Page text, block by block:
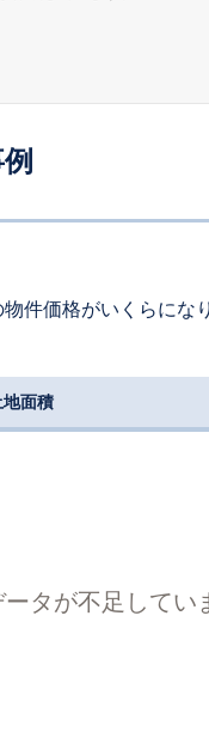
件価格がいくらにな
地面積
タが不足してい